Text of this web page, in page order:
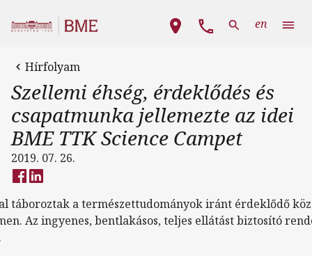
Fő navigáció
en
Hírfolyam
Szellemi éhség, érdeklődés és
csapatmunka jellemezte az idei
BME TTK Science Campet
2019. 07. 26.
táboroztak a természettudományok iránt érdeklődő
Az ingyenes, bentlakásos, teljes ellátást biztosító